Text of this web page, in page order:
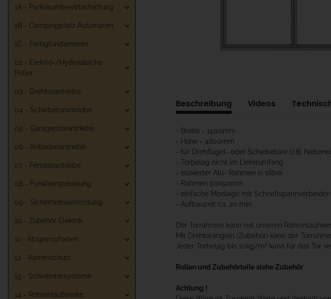
Beschreibung Videos
- Breite = 1500mm
- Höhe = 4800mm
- für Drehflügel- oder Schiebetüre (z.B.
- Torbelag nicht im Lieferumfang
- eloxierter Alu- Rahmen in silber
- Rahmen 50x50mm
- einfache Montage mit Schnellspannverbinder
- Aufbauzeit ca. 20 min.
Der Torrahmen kann mit unseren
Mit Drehtorangeln (Zubehör) kann der
Jeder Torbelag bis 10kg/m² kann für das Tor
Rollen und Zubehörteile siehe Zubehör
Achtung !
1A - Parkraumbewirtschaftung
1B - Campingplatz Automaten
1C - Fertigfundamente
02 - Elektro-/Hydraulische
Poller
03 - Drehtorantriebe
04 - Schiebetorantriebe
05 - Garagentorantriebe
06 - Rolladenantriebe
07 - Fensterantriebe
08 - Funkfernsteuerung
09 - Sicherheitseinrichtung
10 - Zubehör Elektrik
11 - Absperrpfosten
12 - Rammschutz
13 - Schiebetorsysteme
14 - Röhrenlaufwerke